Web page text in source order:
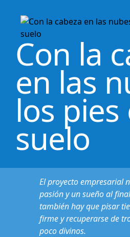
Con la
en las
los pies
suelo
El proyecto empresarial
pasión y un sueño al
también hay que pisar
firme y recuperarse de
poco divinos.